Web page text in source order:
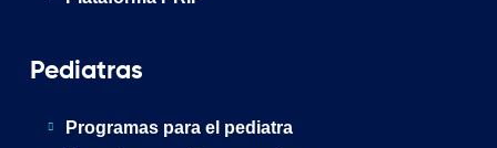
Pediatras
Programas para el pediatra